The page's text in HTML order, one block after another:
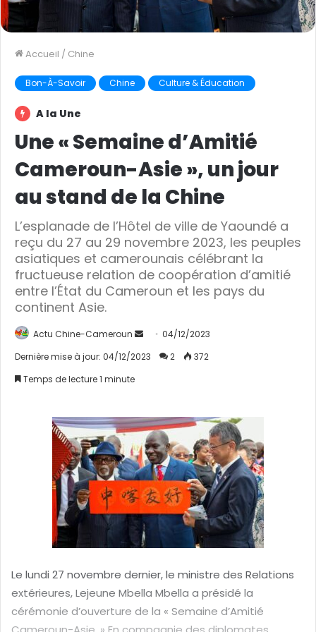
Accueil / Chine
Bon-À-Savoir Chine Culture & Éducation
A la Une
Une « Semaine d’Amitié
Cameroun-Asie », un jour
au stand de la Chine
L’esplanade de l’Hôtel de ville de Yaoundé a
reçu du 27 au 29 novembre 2023, les peuples
asiatiques et camerounais célébrant la
fructueuse relation de coopération d’amitié
entre l’État du Cameroun et les pays du
continent Asie.
Actu Chine-Cameroun
n
e
r
u
n
c
o
u
r
i
e
04/12/2023
Dernière mise à jour: 04/12/2023
2
372
Temps de lecture 1 minute
Le lundi 27 novembre dernier, le ministre des Relations
extérieures, Lejeune Mbella Mbella a présidé la
cérémonie d’ouverture de la « Semaine d’Amitié